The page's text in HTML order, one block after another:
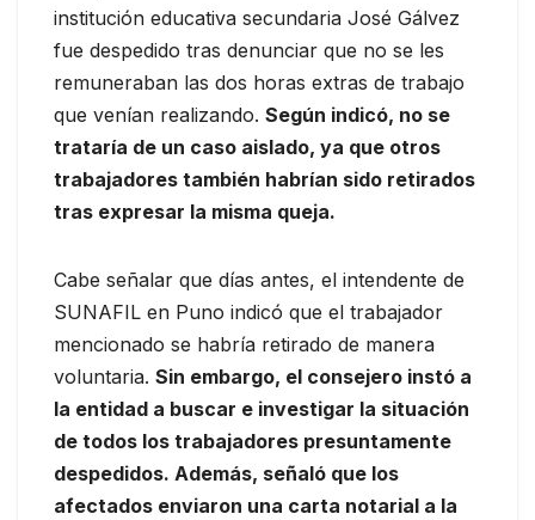
institución educativa secundaria José Gálvez
fue despedido tras denunciar que no se les
remuneraban las dos horas extras de trabajo
que venían realizando. Según indicó, no se
trataría de un caso aislado, ya que otros
trabajadores también habrían sido retirados
tras expresar la misma queja.
Cabe señalar que días antes, el intendente de
SUNAFIL en Puno indicó que el trabajador
mencionado se habría retirado de manera
voluntaria. Sin embargo, el consejero instó a
la entidad a buscar e investigar la situación
de todos los trabajadores presuntamente
despedidos. Además, señaló que los
afectados enviaron una carta notarial a la